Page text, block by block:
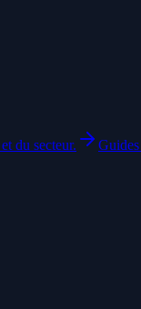
du secteur.